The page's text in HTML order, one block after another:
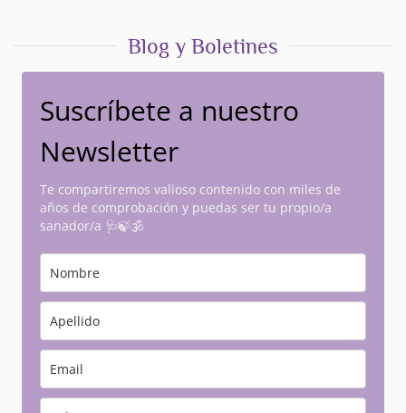
Blog y Boletines
Suscríbete a nuestro
Newsletter
Te compartiremos valioso contenido con miles de
años de comprobación y puedas ser tu propio/a
sanador/a 🩺🍃🕉